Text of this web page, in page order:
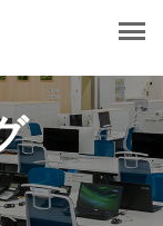
作